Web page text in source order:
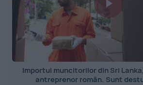
Importul muncitorilor din Sri
antreprenor român. Sunt